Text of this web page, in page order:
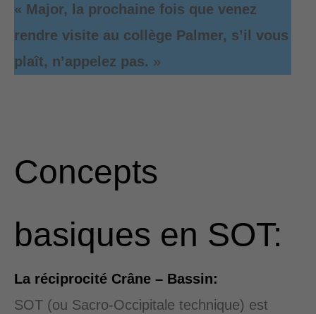
« Major, la prochaine fois que venez
rendre visite au collège Palmer, s’il vous
plaît, n’appelez pas. »
Concepts
basiques en SOT:
La réciprocité Crâne – Bassin:
SOT (ou Sacro-Occipitale technique) est